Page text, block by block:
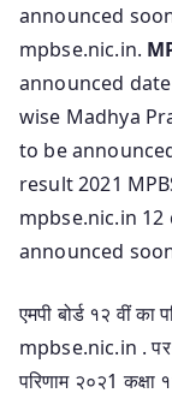
announced
mpbse.nic.in.
announced
wise Madhya
to be
result 2021
mpbse.nic.in
announced
एमपी बोर्ड १२ वीं का
mpbse.nic.in . पर
परिणाम २०२1 कक्षा